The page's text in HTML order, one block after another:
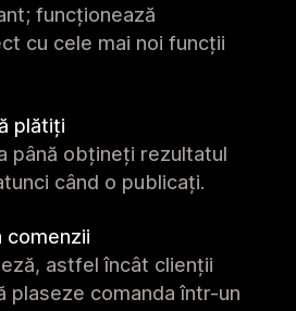
funcționează
cu cele mai noi funcții
plătiți
până obțineți rezultatul
când o publicați.
comenzii
astfel încât clienții
plaseze comanda într-un